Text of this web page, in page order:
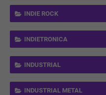
INDIE ROCK
INDIETRONICA
INDUSTRIAL
INDUSTRIAL METAL